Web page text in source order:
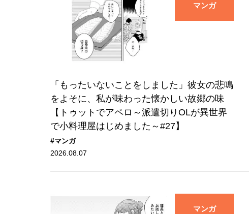
マンガ
「もったいないことをしました」彼女の悲鳴
をよそに、私が味わった懐かしい故郷の味
【トゥットでアペロ～派遣切りOLが異世界
で小料理屋はじめました～#27】
#マンガ
2026.08.07
マンガ